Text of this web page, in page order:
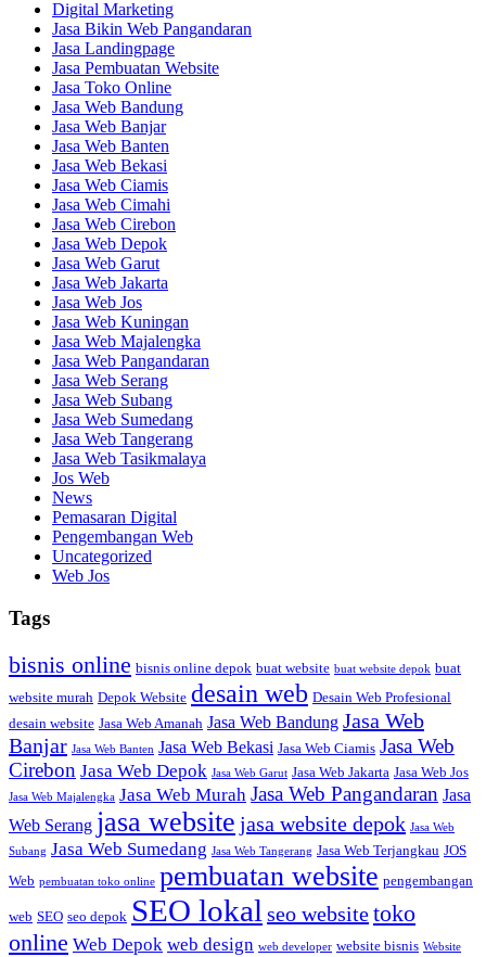
Digital Marketing
Jasa Bikin Web Pangandaran
Jasa Landingpage
Jasa Pembuatan Website
Jasa Toko Online
Jasa Web Bandung
Jasa Web Banjar
Jasa Web Banten
Jasa Web Bekasi
Jasa Web Ciamis
Jasa Web Cimahi
Jasa Web Cirebon
Jasa Web Depok
Jasa Web Garut
Jasa Web Jakarta
Jasa Web Jos
Jasa Web Kuningan
Jasa Web Majalengka
Jasa Web Pangandaran
Jasa Web Serang
Jasa Web Subang
Jasa Web Sumedang
Jasa Web Tangerang
Jasa Web Tasikmalaya
Jos Web
News
Pemasaran Digital
Pengembangan Web
Uncategorized
Web Jos
Tags
bisnis online bisnis online depok buat website buat website depok buat
website murah Depok Website desain web Desain Web Profesional
desain website Jasa Web Amanah Jasa Web Bandung Jasa Web
Banjar Jasa Web Banten Jasa Web Bekasi Jasa Web Ciamis Jasa Web
Cirebon Jasa Web Depok Jasa Web Garut Jasa Web Jakarta Jasa Web Jos
Jasa Web Majalengka Jasa Web Murah Jasa Web Pangandaran Jasa
Web Serang jasa website jasa website depok Jasa Web
Subang Jasa Web Sumedang Jasa Web Tangerang Jasa Web Terjangkau JOS
Web pembuatan toko online pembuatan website pengembangan
web SEO seo depok SEO lokal seo websitetoko
online Web Depok web design web developer website bisnis Website